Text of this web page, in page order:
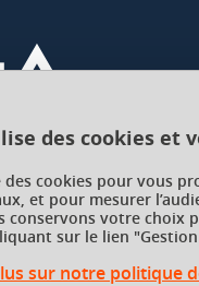
des cookies et
des cookies pour vous
et pour mesurer
conservons votre choix
sur le lien
sur notre politique
la démarche par
et intégrer
formations en
cibles.
Alpes
d'Hères